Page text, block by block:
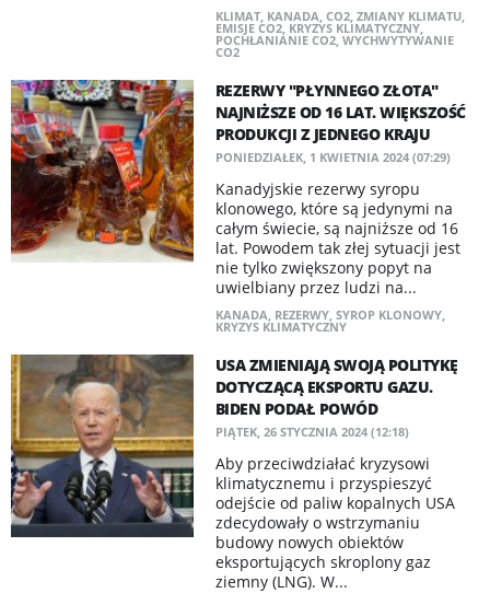
KLIMAT, KANADA, CO2, ZMIANY KLIMATU,
EMISJE CO2, KRYZYS KLIMATYCZNY,
POCHŁANIANIE CO2, WYCHWYTYWANIE
CO2
REZERWY "PŁYNNEGO ZŁOTA"
NAJNIŻSZE OD 16 LAT. WIĘKSZOŚĆ
PRODUKCJI Z JEDNEGO KRAJU
PONIEDZIAŁEK, 1 KWIETNIA 2024 (07:29)
Kanadyjskie rezerwy syropu
klonowego, które są jedynymi na
całym świecie, są najniższe od 16
lat. Powodem tak złej sytuacji jest
nie tylko zwiększony popyt na
uwielbiany przez ludzi na...
KANADA, REZERWY, SYROP KLONOWY,
KRYZYS KLIMATYCZNY
USA ZMIENIAJĄ SWOJĄ POLITYKĘ
DOTYCZĄCĄ EKSPORTU GAZU.
BIDEN PODAŁ POWÓD
PIĄTEK, 26 STYCZNIA 2024 (12:18)
Aby przeciwdziałać kryzysowi
klimatycznemu i przyspieszyć
odejście od paliw kopalnych USA
zdecydowały o wstrzymaniu
budowy nowych obiektów
eksportujących skroplony gaz
ziemny (LNG). W...